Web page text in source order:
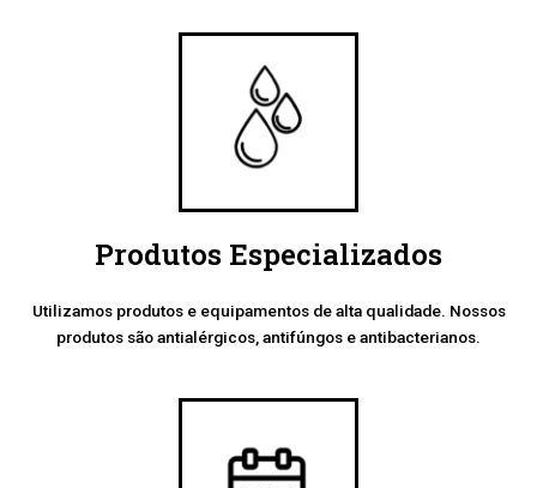
Produtos Especializados
Utilizamos produtos e equipamentos de alta qualidade. Nossos
produtos são antialérgicos, antifúngos e antibacterianos.